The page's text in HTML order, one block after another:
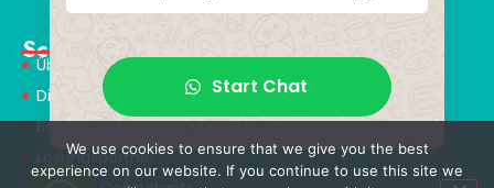
Schnellmenü
Über Uns
Dienstleistungen
Behandlungen
Lösungspartner
Start Chat
We use cookies to ensure that we give you the best
experience on our website. If you continue to use this site we